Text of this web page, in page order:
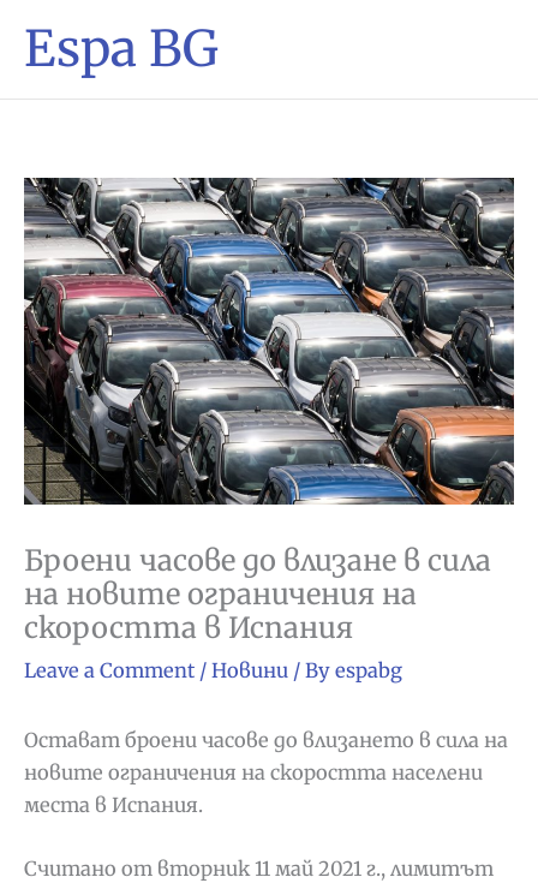
Espa BG
Броени часове до влизане в сила
на новите ограничения на
скоростта в Испания
Leave a Comment / Новини / By espabg
Остават броени часове до влизането в сила на
новите ограничения на скоростта населени
места в Испания.
Считано от вторник 11 май 2021 г., лимитът